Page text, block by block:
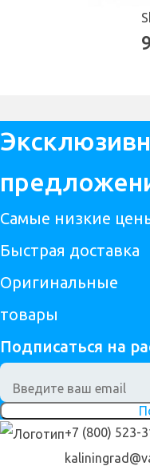
Самые низкие
Быстрая доставка
Оригинальные
товары
Подписаться на
+7 (800) 523-